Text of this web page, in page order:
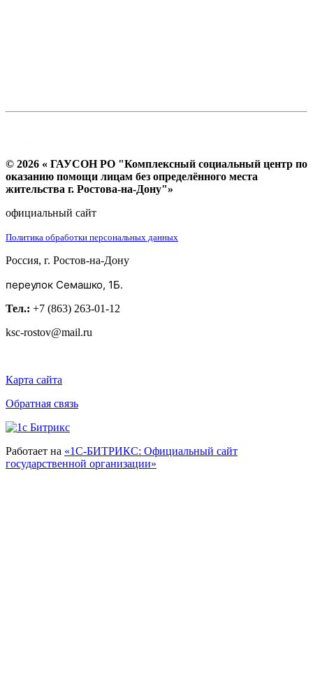
© 2026 « ГАУСОН РО "Комплексный социальный центр по
оказанию помощи лицам без определённого места
жительства г. Ростова-на-Дону"»
официальный сайт
Политика обработки персональных данных
Россия, г. Ростов-на-Дону
переулок Семашко, 1Б.
Тел.: +7 (863) 263-01-12
ksc-rostov@mail.ru
Карта сайта
Обратная связь
Работает на «1С-БИТРИКС: Официальный сайт
государственной организации»